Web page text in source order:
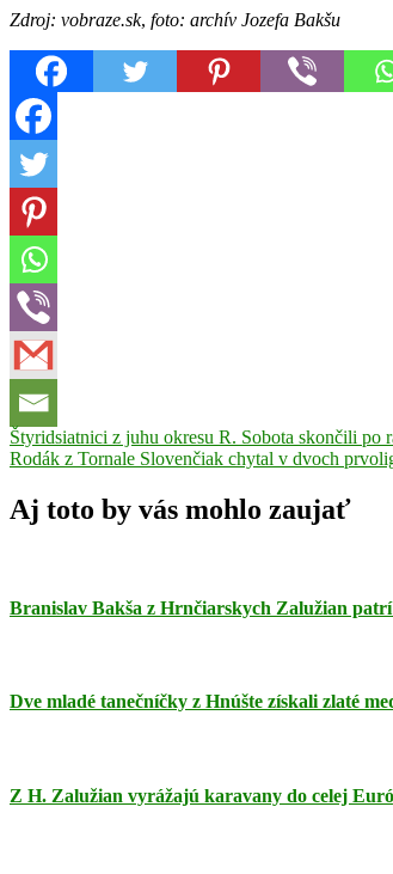
Zdroj: vobraze.sk, foto: archív Jozefa Bakšu
Navigácia
v
článku
Previous
Post:
Štyridsiatnici z juhu okresu R. Sobota skončili
Next
Rodák z Tornale Slovenčiak chytal v dvoch
Aj toto by vás mohlo zaujať
Branislav Bakša z Hrnčiarskych Zalužian
Dve mladé tanečníčky z Hnúšte získali zlaté
Z H. Zalužian vyrážajú karavany do celej